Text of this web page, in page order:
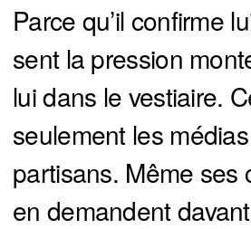
Parce qu’il confirme
sent la pression
lui dans le vestiaire.
seulement les
partisans. Même ses
en demandent